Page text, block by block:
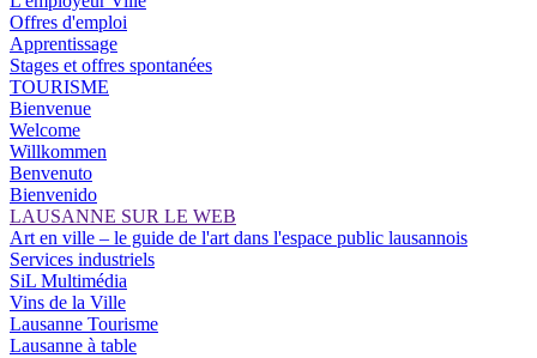
Offres d'emploi
Apprentissage
Stages et offres spontanées
TOURISME
Bienvenue
Welcome
Willkommen
Benvenuto
Bienvenido
LAUSANNE SUR LE WEB
Art en ville – le guide de l'art dans l'espace public lausannois
Services industriels
SiL Multimédia
Vins de la Ville
Lausanne Tourisme
Lausanne à table